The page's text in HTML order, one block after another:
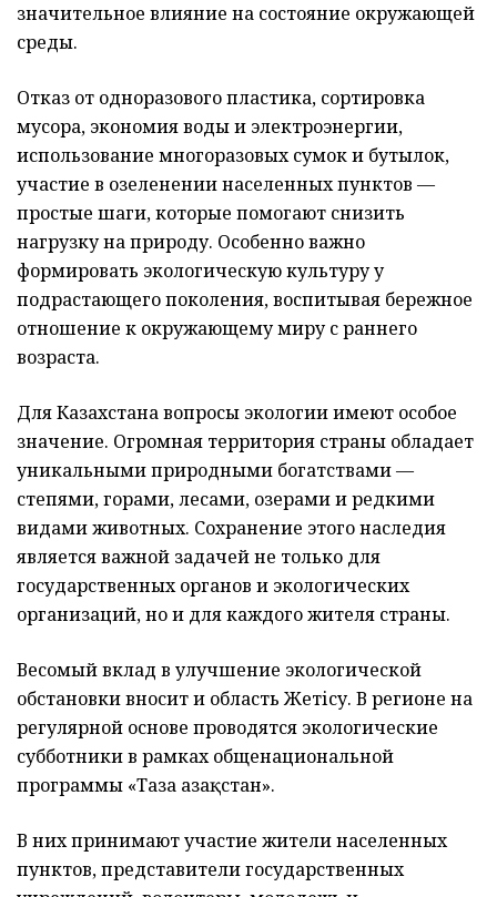
значительное влияние на состояние окружающей
среды.
Отказ от одноразового пластика, сортировка
мусора, экономия воды и электроэнергии,
использование многоразовых сумок и бутылок,
участие в озеленении населенных пунктов —
простые шаги, которые помогают снизить
нагрузку на природу. Особенно важно
формировать экологическую культуру у
подрастающего поколения, воспитывая бережное
отношение к окружающему миру с раннего
возраста.
Для Казахстана вопросы экологии имеют особое
значение. Огромная территория страны обладает
уникальными природными богатствами —
степями, горами, лесами, озерами и редкими
видами животных. Сохранение этого наследия
является важной задачей не только для
государственных органов и экологических
организаций, но и для каждого жителя страны.
Весомый вклад в улучшение экологической
обстановки вносит и область Жетісу. В регионе на
регулярной основе проводятся экологические
субботники в рамках общенациональной
программы «Таза Қазақстан».
В них принимают участие жители населенных
пунктов, представители государственных